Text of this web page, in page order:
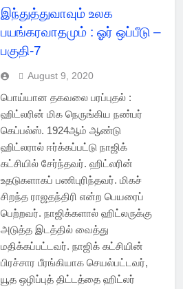
இந்துத்துவாவும் உலக
பயங்கரவாதமும் : ஓர் ஒப்பீடு –
பகுதி-7
August 9, 2020
பொய்யான தகவலை பரப்புதல் :
ஹிட்லரின் மிக நெருங்கிய நண்பர்
கெப்பல்ஸ். 1924ஆம் ஆண்டு
ஹிட்லரால் ஈர்க்கப்பட்டு நாஜிக்
கட்சியில் சேர்ந்தவர். ஹிட்லரின்
உதடுகளாகப் பணிபுரிந்தவர். மிகச்
சிறந்த ராஜதந்திரி என்ற பெயரைப்
பெற்றவர். நாஜிக்களால் ஹிட்லருக்கு
அடுத்த இடத்தில் வைத்து
மதிக்கப்பட்டவர். நாஜிக் கட்சியின்
பிரச்சார பீரங்கியாக செயல்பட்டவர்,
யூத ஒழிப்புத் திட்டத்தை ஹிட்லர்